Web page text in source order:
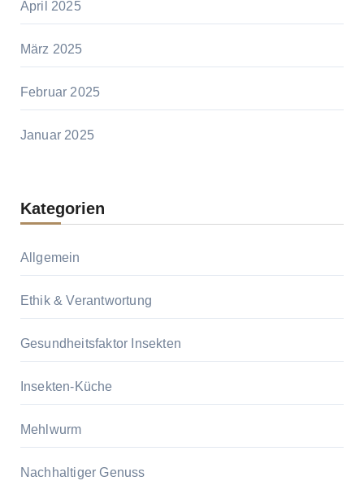
April 2025
März 2025
Februar 2025
Januar 2025
Kategorien
Allgemein
Ethik & Verantwortung
Gesundheitsfaktor Insekten
Insekten-Küche
Mehlwurm
Nachhaltiger Genuss